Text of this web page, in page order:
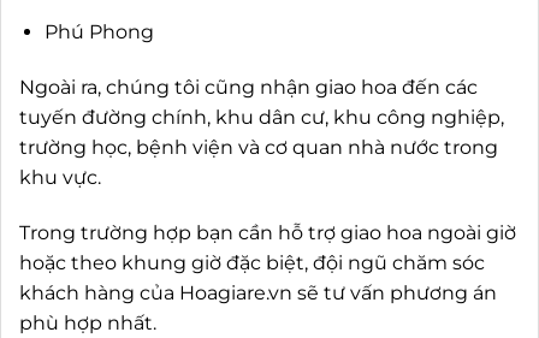
Phú Phong
Ngoài ra, chúng tôi cũng nhận giao hoa đến các
tuyến đường chính, khu dân cư, khu công nghiệp,
trường học, bệnh viện và cơ quan nhà nước trong
khu vực.
Trong trường hợp bạn cần hỗ trợ giao hoa ngoài giờ
hoặc theo khung giờ đặc biệt, đội ngũ chăm sóc
khách hàng của Hoagiare.vn sẽ tư vấn phương án
phù hợp nhất.